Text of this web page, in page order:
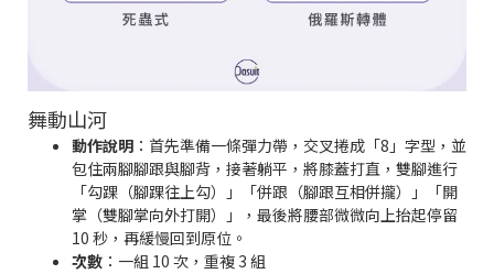
舞動山河
動作說明 ：首先準備一條彈力帶，交叉捲成「8」字型，並
包住兩腳腳跟與腳背，接著躺平，將膝蓋打直，雙腳進行
「勾踝（腳踝往上勾）」「併跟（腳跟互相併攏）」「開
掌（雙腳掌向外打開）」，最後將腰部微微向上抬起停留
10 秒，再緩慢回到原位。
次數 ：一組 10 次，重複 3 組